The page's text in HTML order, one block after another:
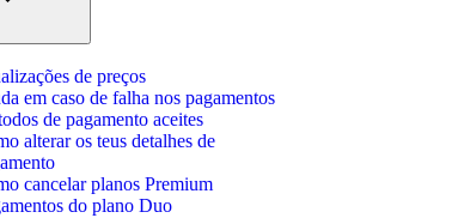
de preços
em caso de falha nos pagamentos
de pagamento aceites
alterar os teus detalhes de
cancelar planos Premium
do plano Duo